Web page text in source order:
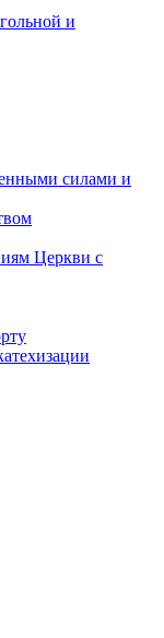
и
силами и
Церкви с